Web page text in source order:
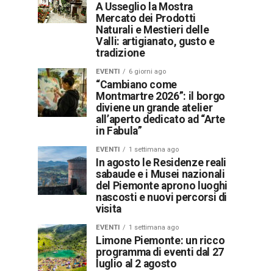
A Usseglio la Mostra
Mercato dei Prodotti
Naturali e Mestieri delle
Valli: artigianato, gusto e
tradizione
EVENTI 6 giorni ago
“Cambiano come
Montmartre 2026”: il borgo
diviene un grande atelier
all’aperto dedicato ad “Arte
in Fabula”
EVENTI 1 settimana ago
In agosto le Residenze reali
sabaude e i Musei nazionali
del Piemonte aprono luoghi
nascosti e nuovi percorsi di
visita
EVENTI 1 settimana ago
Limone Piemonte: un ricco
programma di eventi dal 27
luglio al 2 agosto